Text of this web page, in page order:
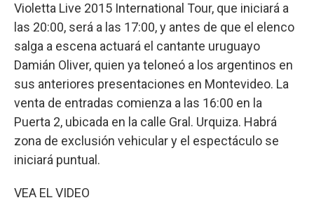
Violetta Live 2015 International Tour, que iniciará a
las 20:00, será a las 17:00, y antes de que el elenco
salga a escena actuará el cantante uruguayo
Damián Oliver, quien ya teloneó a los argentinos en
sus anteriores presentaciones en Montevideo. La
venta de entradas comienza a las 16:00 en la
Puerta 2, ubicada en la calle Gral. Urquiza. Habrá
zona de exclusión vehicular y el espectáculo se
iniciará puntual.
VEA EL VIDEO